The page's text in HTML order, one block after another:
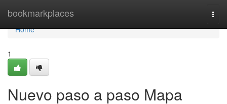
bookmarkplaces
Home
Home
1
Nuevo paso a paso Mapa